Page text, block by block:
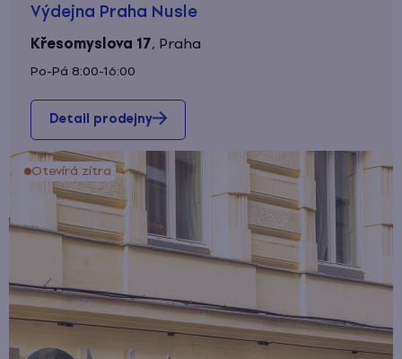
Výdejna Praha Nusle
Křesomyslova 17, Praha
Po-Pá 8:00-16:00
Detail prodejny
Otevírá zítra